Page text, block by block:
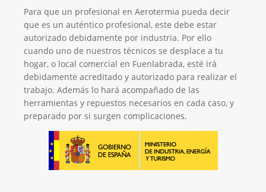
Para que un profesional en Aerotermia pueda decir
que es un auténtico profesional, este debe estar
autorizado debidamente por industria. Por ello
cuando uno de nuestros técnicos se desplace a tu
hogar, o local comercial en Fuenlabrada, esté irá
debidamente acreditado y autorizado para realizar el
trabajo. Además lo hará acompañado de las
herramientas y repuestos necesarios en cada caso, y
preparado por si surgen complicaciones.